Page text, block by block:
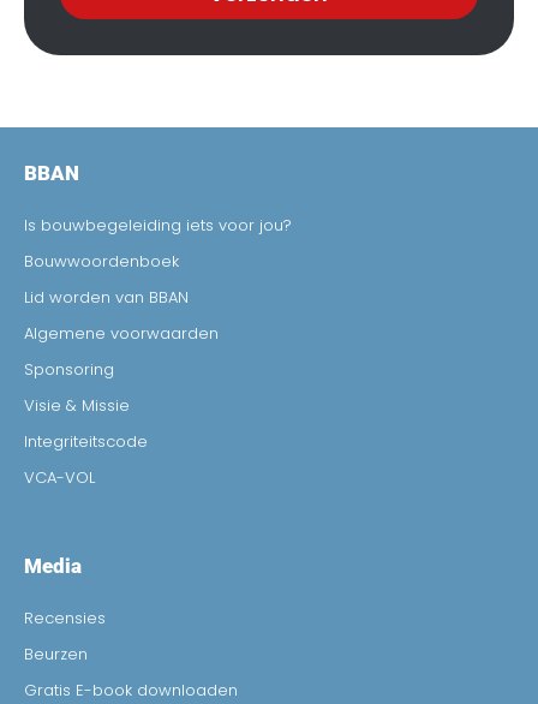
BBAN
Is bouwbegeleiding iets voor jou?
Bouwwoordenboek
Lid worden van BBAN
Algemene voorwaarden
Sponsoring
Visie & Missie
Integriteitscode
VCA-VOL
Media
Recensies
Beurzen
Gratis E-book downloaden